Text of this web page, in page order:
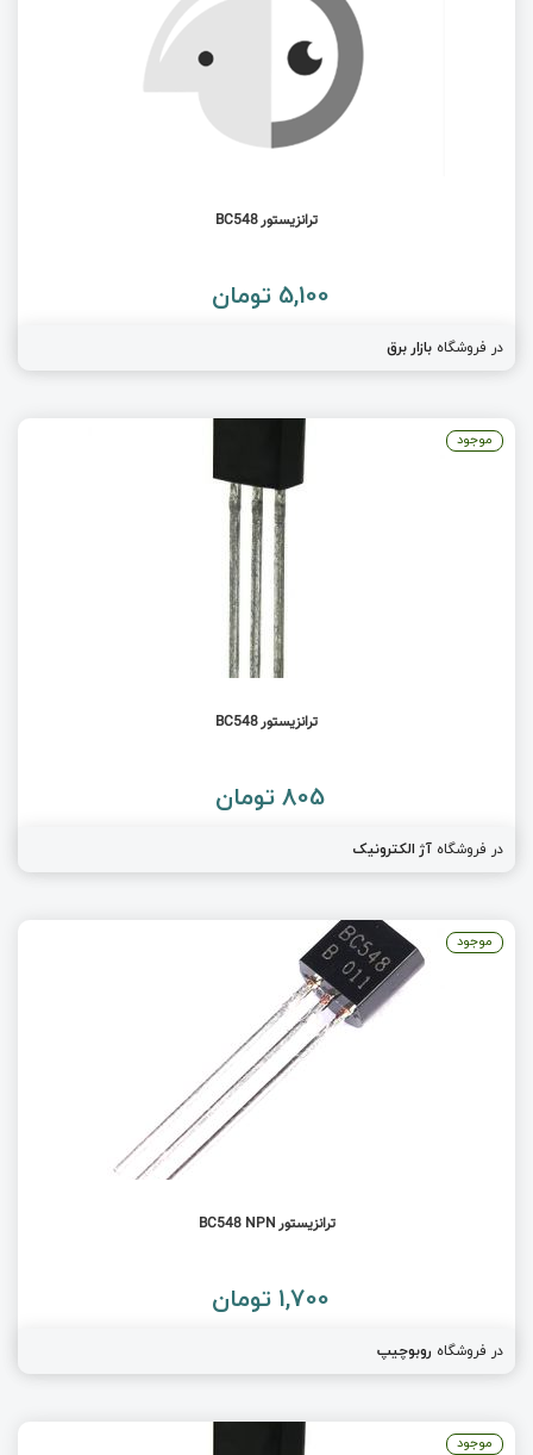
ترانزیستور BC548
5,100 تومان
در فروشگاه بازار برق
ترانزیستور BC548
805 تومان
در فروشگاه آژ الکترونیک
موجود
ترانزیستور BC548 NPN
1,700 تومان
در فروشگاه روبوچیپ
موجود
موجود